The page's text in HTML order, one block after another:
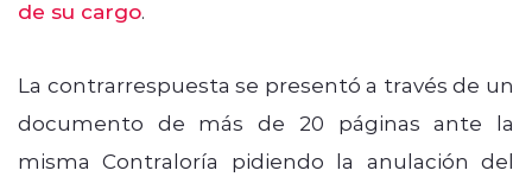
de su cargo.
La contrarrespuesta se presentó a través de un
documento de más de 20 páginas ante la
misma Contraloría pidiendo la anulación del